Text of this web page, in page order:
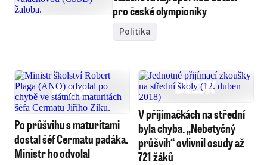
pro české olympioniky
Politika
Po průšvihu s maturitami
dostal šéf Cermatu padáka.
Ministr ho odvolal
V přijímačkách na střední
byla chyba. „Nebetyčný
průšvih“ ovlivnil osudy až
721 žáků